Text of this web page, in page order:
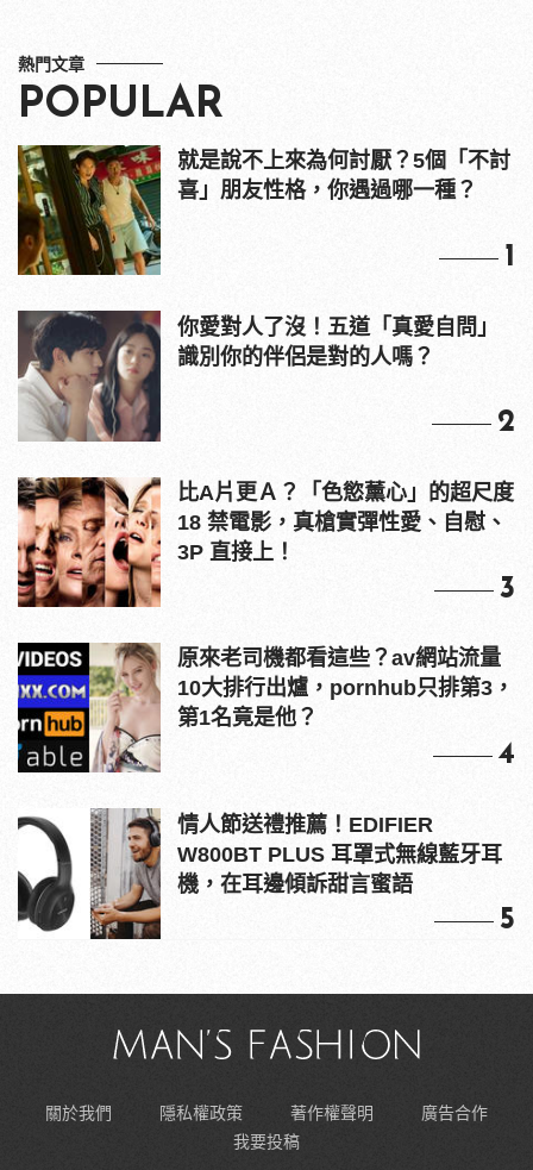
熱門文章
POPULAR
就是說不上來為何討厭？5個「不討
喜」朋友性格，你遇過哪一種？
1
你愛對人了沒！五道「真愛自問」
識別你的伴侶是對的人嗎？
2
比A片更Ａ？「色慾薰心」的超尺度
18 禁電影，真槍實彈性愛、自慰、
3P 直接上！
3
原來老司機都看這些？av網站流量
10大排行出爐，pornhub只排第3，
第1名竟是他？
4
情人節送禮推薦！EDIFIER
W800BT PLUS 耳罩式無線藍牙耳
機，在耳邊傾訴甜言蜜語
5
關於我們 隱私權政策 著作權聲明
廣告合作
我要投稿